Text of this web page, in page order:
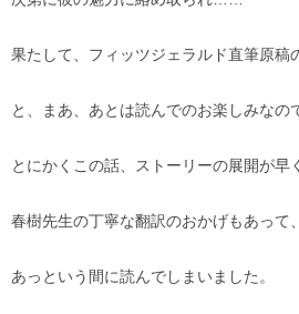
果たして、フィッツジェラルド直筆原稿
と、まあ、あとは読んでのお楽しみなの
とにかくこの話、ストーリーの展開が早
春樹先生の丁寧な翻訳のおかげもあって
あっという間に読んでしまいました。